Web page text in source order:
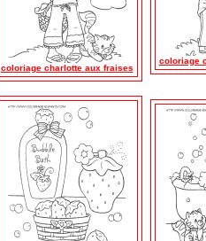
coloriage charlotte aux fraises
coloriage